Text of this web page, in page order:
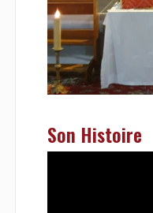
Son Histoire